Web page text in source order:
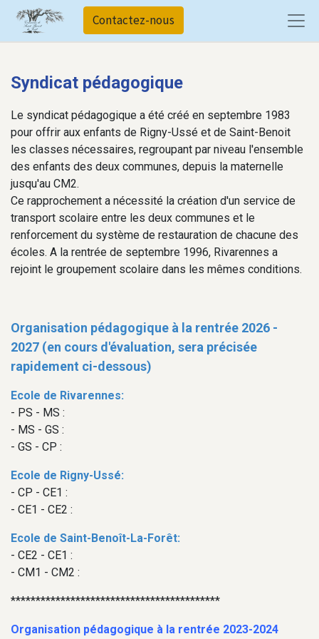
Contactez-nous
Syndicat pédagogique
Le syndicat pédagogique a été créé en septembre 1983
pour offrir aux enfants de Rigny-Ussé et de Saint-Benoit
les classes nécessaires, regroupant par niveau l'ensemble
des enfants des deux communes, depuis la maternelle
jusqu'au CM2.
Ce rapprochement a nécessité la création d'un service de
transport scolaire entre les deux communes et le
renforcement du système de restauration de chacune des
écoles. A la rentrée de septembre 1996, Rivarennes a
rejoint le groupement scolaire dans les mêmes conditions.
Organisation pédagogique à la rentrée 2026 -
2027 (en cours d'évaluation, sera précisée
rapidement ci-dessous)
Ecole de Rivarennes:
- PS - MS :
- MS - GS :
- GS - CP :
Ecole de Rigny-Ussé:
- CP - CE1 :
- CE1 - CE2 :
Ecole de Saint-Benoît-La-Forêt:
- CE2 - CE1 :
- CM1 - CM2 :
******************************************
Organisation pédagogique à la rentrée 2023-2024